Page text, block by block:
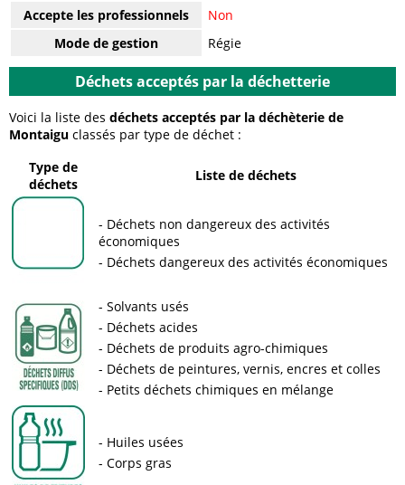
Accepte les professionnels
Non
Mode de gestion
Régie
Déchets acceptés par la déchetterie
Voici la liste des déchets acceptés par la déchèterie de
Montaigu classés par type de déchet :
Type de
déchets
Liste de déchets
Déchets non dangereux des activités
économiques
Déchets dangereux des activités économiques
Solvants usés
Déchets acides
Déchets de produits agro-chimiques
Déchets de peintures, vernis, encres et colles
Petits déchets chimiques en mélange
Huiles usées
Corps gras